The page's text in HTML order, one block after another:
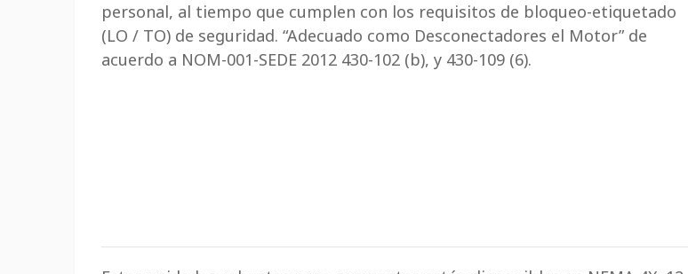
personal, al tiempo que cumplen con los requisitos de bloqueo-etiquetado
(LO / TO) de seguridad. “Adecuado como Desconectadores el Motor” de
acuerdo a NOM-001-SEDE 2012 430-102 (b), y 430-109 (6).